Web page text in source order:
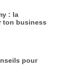
: la
ton business
pour